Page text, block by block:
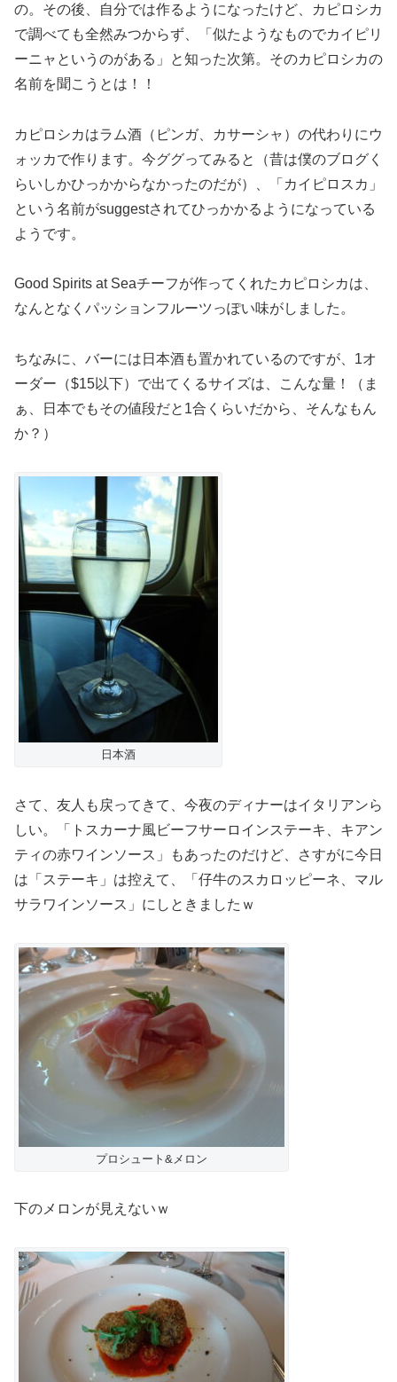
の。その後、自分では作るようになったけど、カピロシカ
で調べても全然みつからず、「似たようなものでカイピリ
ーニャというのがある」と知った次第。そのカピロシカの
名前を聞こうとは！！
カピロシカはラム酒（ピンガ、カサーシャ）の代わりにウ
ォッカで作ります。今ググってみると（昔は僕のブログく
らいしかひっかからなかったのだが）、「カイピロスカ」
という名前がsuggestされてひっかかるようになっている
ようです。
Good Spirits at Seaチーフが作ってくれたカピロシカは、
なんとなくパッションフルーツっぽい味がしました。
ちなみに、バーには日本酒も置かれているのですが、1オ
ーダー（$15以下）で出てくるサイズは、こんな量！（ま
ぁ、日本でもその値段だと1合くらいだから、そんなもん
か？）
日本酒
さて、友人も戻ってきて、今夜のディナーはイタリアンら
しい。「トスカーナ風ビーフサーロインステーキ、キアン
ティの赤ワインソース」もあったのだけど、さすがに今日
は「ステーキ」は控えて、「仔牛のスカロッピーネ、マル
サラワインソース」にしときましたｗ
プロシュート&メロン
下のメロンが見えないｗ